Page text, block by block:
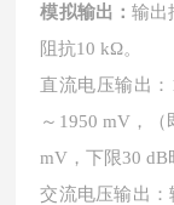
模拟输出：输出
阻抗10 kΩ。
直流电压输出：
～1950 mV，
mV，下限30 dB
交流电压输出